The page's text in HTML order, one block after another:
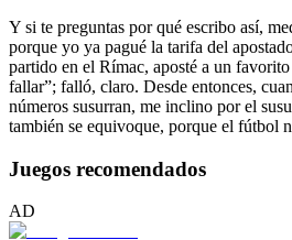
Y si te preguntas por qué escribo así,
porque yo ya pagué la tarifa del
partido en el Rímac, aposté a un
fallar”; falló, claro. Desde entonces,
números susurran, me inclino por el
también se equivoque, porque el fútbol
Juegos recomendados
AD